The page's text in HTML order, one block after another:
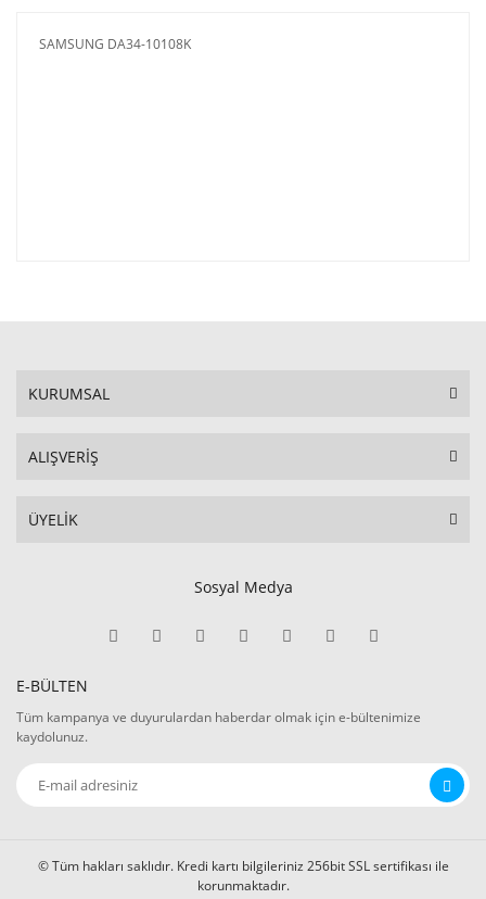
SAMSUNG DA34-10108K
KURUMSAL
ALIŞVERİŞ
ÜYELİK
Sosyal Medya
E-BÜLTEN
Tüm kampanya ve duyurulardan haberdar olmak için e-bültenimize
kaydolunuz.
© Tüm hakları saklıdır. Kredi kartı bilgileriniz 256bit SSL sertifikası ile
korunmaktadır.